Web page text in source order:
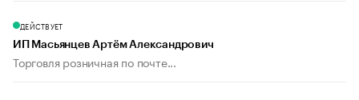
ДЕЙСТВУЕТ
ИП Масьянцев Артём Александрович
Торговля розничная по почте...